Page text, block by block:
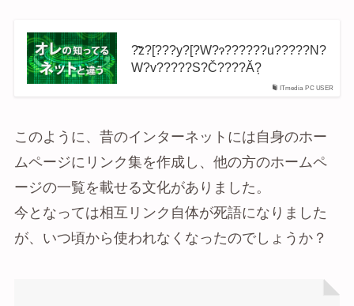
ITmedia PC USER
?̂̃z?[???y?[?W?ɂ??????u?????N?
W?v?????S?Č????Ă݂?
このように、昔のインターネットには自身のホー
ムページにリンク集を作成し、他の方のホームペ
ージの一覧を載せる文化がありました。
今となっては相互リンク自体が死語になりました
が、いつ頃から使われなくなったのでしょうか？